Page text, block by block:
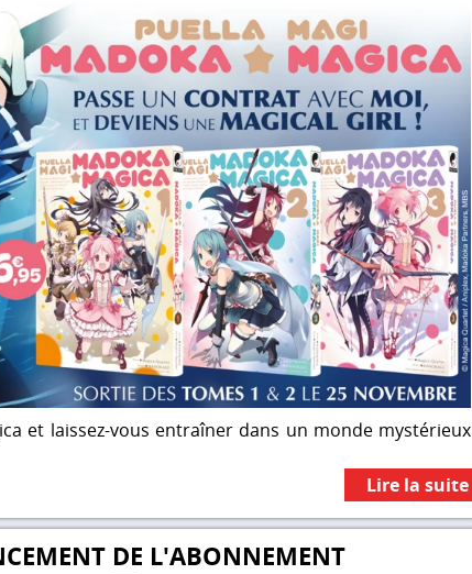
et laissez-vous entraîner dans un monde mystérieux
Lire la suite
DE L'ABONNEMENT